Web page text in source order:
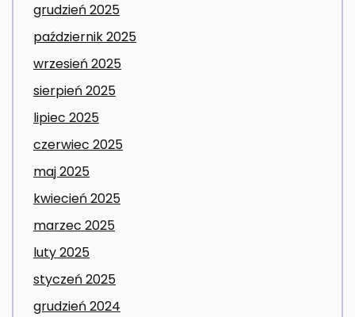
grudzień 2025
październik 2025
wrzesień 2025
sierpień 2025
lipiec 2025
czerwiec 2025
maj 2025
kwiecień 2025
marzec 2025
luty 2025
styczeń 2025
grudzień 2024